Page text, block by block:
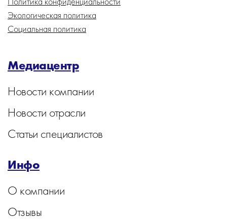
Экологическая политика
Социальная политика
Медиацентр
Новости компании
Новости отрасли
Статьи специалистов
Инфо
О компании
Отзывы